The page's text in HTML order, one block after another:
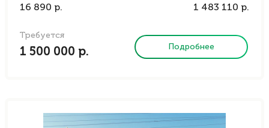
16 890 р. 1 483 110 р.
Требуется
1 500 000 р. Подробнее